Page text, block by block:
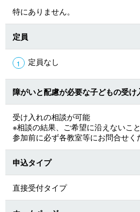
特にありません。
定員
定員なし
障がいと配慮が必要な子どもの受け
受け入れの相談が可能
※相談の結果、ご希望に沿えないこ
参加前に必ず各教室等にお問合せく
申込タイプ
直接受付タイプ